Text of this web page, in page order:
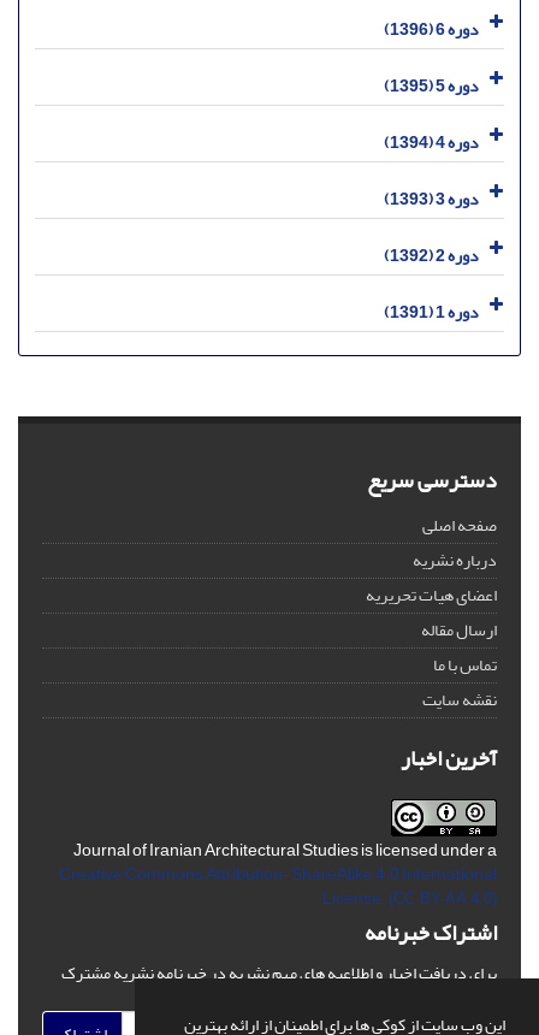
این وب سایت از کوکی ها برای اطمینان از ارائه بهترین
دوره 6 (1396)
دوره 5 (1395)
دوره 4 (1394)
دوره 3 (1393)
دوره 2 (1392)
دوره 1 (1391)
دسترسی سریع
صفحه اصلی
درباره نشریه
اعضای هیات تحریریه
ارسال مقاله
تماس با ما
نقشه سایت
آخرین اخبار
Journal of Iranian Architectural Studies is licensed under a
Creative Commons Attribution-ShareAlike 4.0 International
License. (CC BY-AA 4.0)
اشتراک خبرنامه
برای دریافت اخبار و اطلاعیه های مهم نشریه در خبرنامه نشریه مشترک